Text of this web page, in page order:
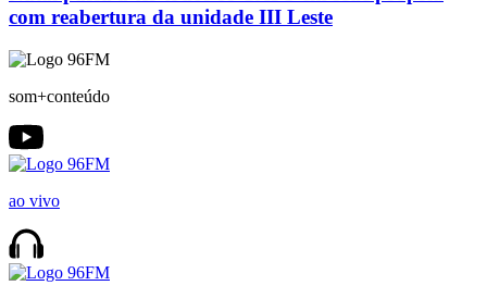
com reabertura da unidade III Leste
som+conteúdo
ao vivo